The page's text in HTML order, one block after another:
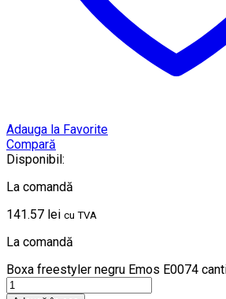
Adauga la Favorite
Compară
Disponibil:
La comandă
141.57 lei cu TVA
La comandă
Boxa freestyler negru Emos E0074